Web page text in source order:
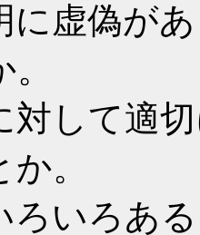
に虚偽が
対して適
。
ろいろあ